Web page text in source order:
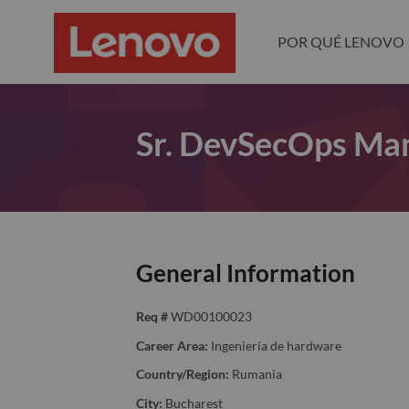
POR QUÉ LENOVO
Sr. DevSecOps
General Information
Req # WD00100023
Career Area: Ingeniería de hardware
Country/Region: Rumania
City: Bucharest